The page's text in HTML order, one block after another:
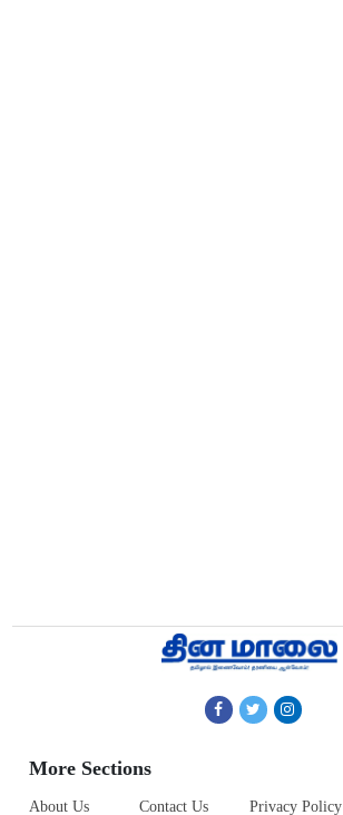
More Sections
About Us Contact Us Privacy Policy